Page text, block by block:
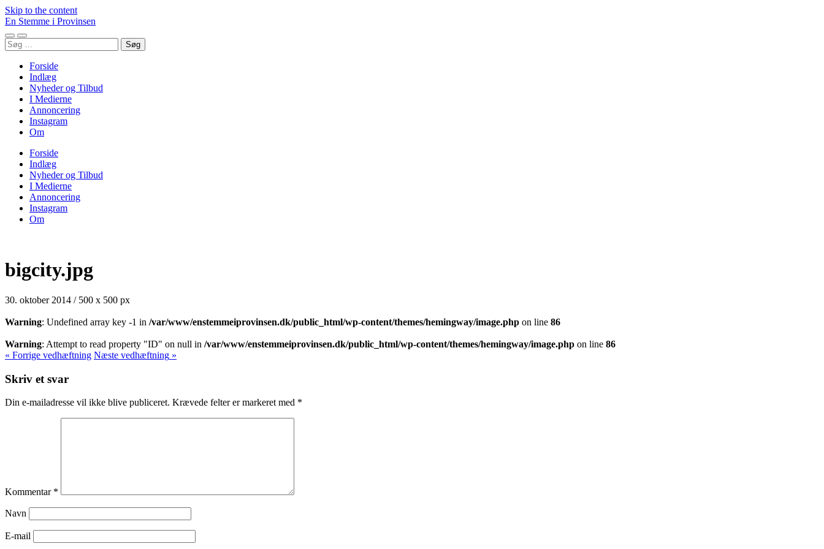
Skip to the content
En Stemme i Provinsen
Toggle
mobile
Toggle
search
Søg
efter:
Forside
Indlæg
Nyheder og Tilbud
I Medierne
Annoncering
Instagram
Om
Forside
Indlæg
Nyheder og Tilbud
I Medierne
Annoncering
Instagram
Om
bigcity.jpg
30. oktober 2014 / 500 x 500 px
Warning: Undefined array key -1 in /var/www/enstemmeiprovinsen.dk/public_html/wp-content/themes/hemingway/image.php on line 86
Warning: Attempt to read property "ID" on null in /var/www/enstemmeiprovinsen.dk/public_html/wp-content/themes/hemingway/image.php on line 86
« Forrige vedhæftning Næste vedhæftning »
Skriv et svar
Din e-mailadresse vil ikke blive publiceret. Krævede felter er markeret med *
Kommentar *
Navn
E-mail